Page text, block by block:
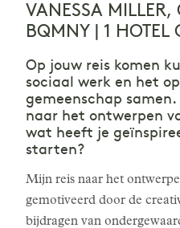
VANESSA MILLER,
BQMNY | 1 HOTEL
Op jouw reis komen
sociaal werk en het
gemeenschap
naar het ontwerpen
wat heeft je
starten?
Mijn reis naar het
gemotiveerd door de
bijdragen van